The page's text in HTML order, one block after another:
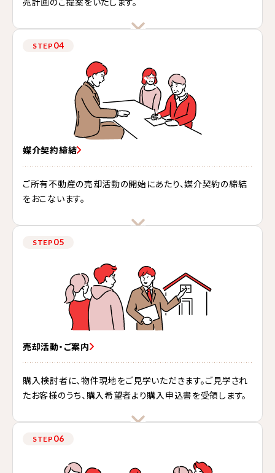
STEP 04
媒介契約締結
ご所有不動産の売却活動の開始にあたり、媒介契約の締結
をおこないます。
STEP 05
売却活動・ご案内
購入検討者に、物件現地をご見学いただきます。ご見学され
たお客様のうち、購入希望者より購入申込書を受領します。
STEP 06